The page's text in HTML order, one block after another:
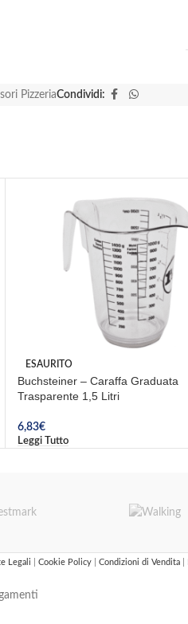
PizzeriaCondividi:
ESAURITO
Buchsteiner – Caraffa Graduata
Trasparente 1,5 Litri
6,83€
Leggi Tutto
Legali Cookie Policy Condizioni di Vendita